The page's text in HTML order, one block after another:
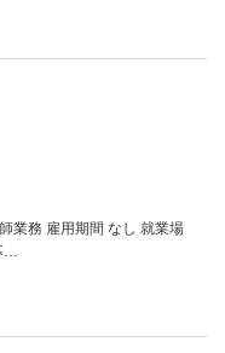
業務 雇用期間 なし 就業場